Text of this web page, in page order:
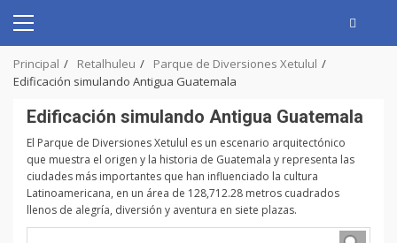
content
Primary
Principal Retalhuleu
Parque de Diversiones Xetulul
Edificación simulando Antigua Guatemala
Edificación simulando Antigua Guatemala
El Parque de Diversiones Xetulul es un escenario arquitectónico
que muestra el origen y la historia de Guatemala y representa las
ciudades más importantes que han influenciado la cultura
Latinoamericana, en un área de 128,712.28 metros cuadrados
llenos de alegría, diversión y aventura en siete plazas.